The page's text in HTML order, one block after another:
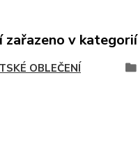
zařazeno v
OBLEČENÍ